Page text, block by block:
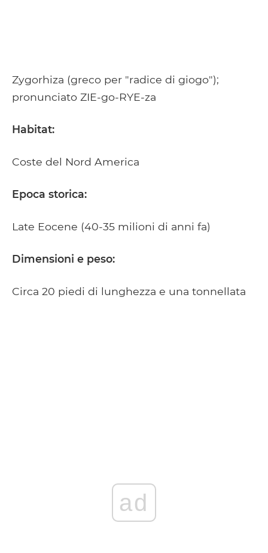
Zygorhiza (greco per "radice di giogo");
pronunciato ZIE-go-RYE-za
Habitat:
Coste del Nord America
Epoca storica:
Late Eocene (40-35 milioni di anni fa)
Dimensioni e peso:
Circa 20 piedi di lunghezza e una tonnellata
ad